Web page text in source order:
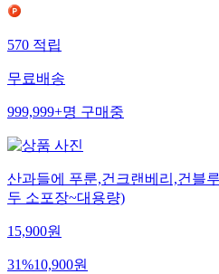
570 적립
무료배송
999,999+명 구매중
산과들에 푸룬,건크랜베리,건블
두 소포장~대용량)
15,900원
31%10,900원